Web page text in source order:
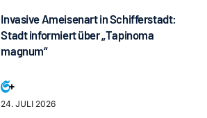
Invasive Ameisenart in Schifferstadt:
Stadt informiert über „Tapinoma
magnum“
24. JULI 2026